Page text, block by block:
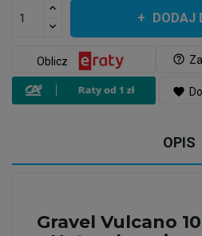
DODAJ
help_outline
Oblicz
favorite
OPIS
Gravel Vulcano